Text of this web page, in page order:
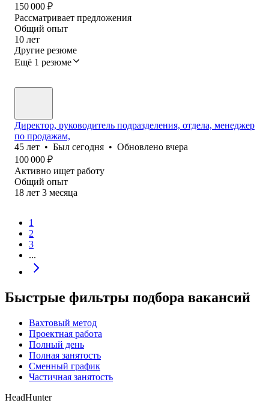
150 000 ₽
Рассматривает предложения
Общий опыт
10 лет
Другие резюме
Ещё 1 резюме
Директор, руководитель подразделения, отдела, менеджер
по продажам,
45 лет • Был сегодня • Обновлено вчера
100 000 ₽
Активно ищет работу
Общий опыт
18 лет 3 месяца
1
2
3
...
Быстрые фильтры подбора вакансий
Вахтовый метод
Проектная работа
Полный день
Полная занятость
Сменный график
Частичная занятость
HeadHunter